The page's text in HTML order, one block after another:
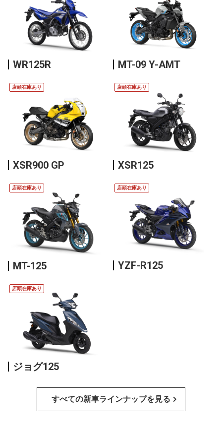
WR125R MT-09 Y-AMT
店頭在庫あり
XSR900 GP
店頭在庫あり
XSR125
店頭在庫あり
MT-125
店頭在庫あり
YZF-R125
店頭在庫あり
ジョグ125
すべての新車ラインナップを見る